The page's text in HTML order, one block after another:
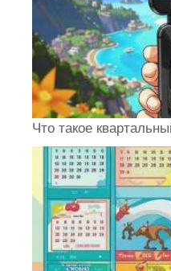
Что такое